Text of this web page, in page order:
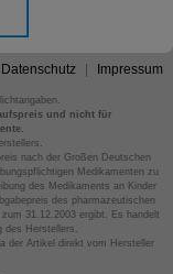
Datenschutz Impressum
und nicht für
nach der Großen Deutschen
Medikamenten zu
des Medikaments an Kinder
des pharmazeutischen
31.12.2003 ergibt. Es handelt
des Herstellers.
der Artikel direkt vom Hersteller